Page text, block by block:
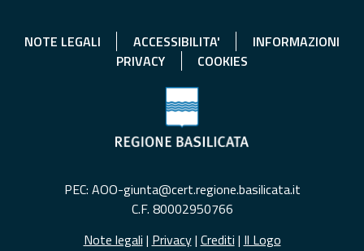
NOTE LEGALI ACCESSIBILITA'
INFORMAZIONI
PRIVACY
COOKIES
PEC: AOO-giunta@cert.regione.basilicata.it
C.F. 80002950766
Note legali | Privacy| Crediti | Il Logo